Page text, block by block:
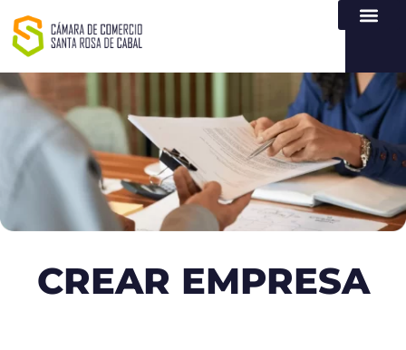
CREAR EMPRESA